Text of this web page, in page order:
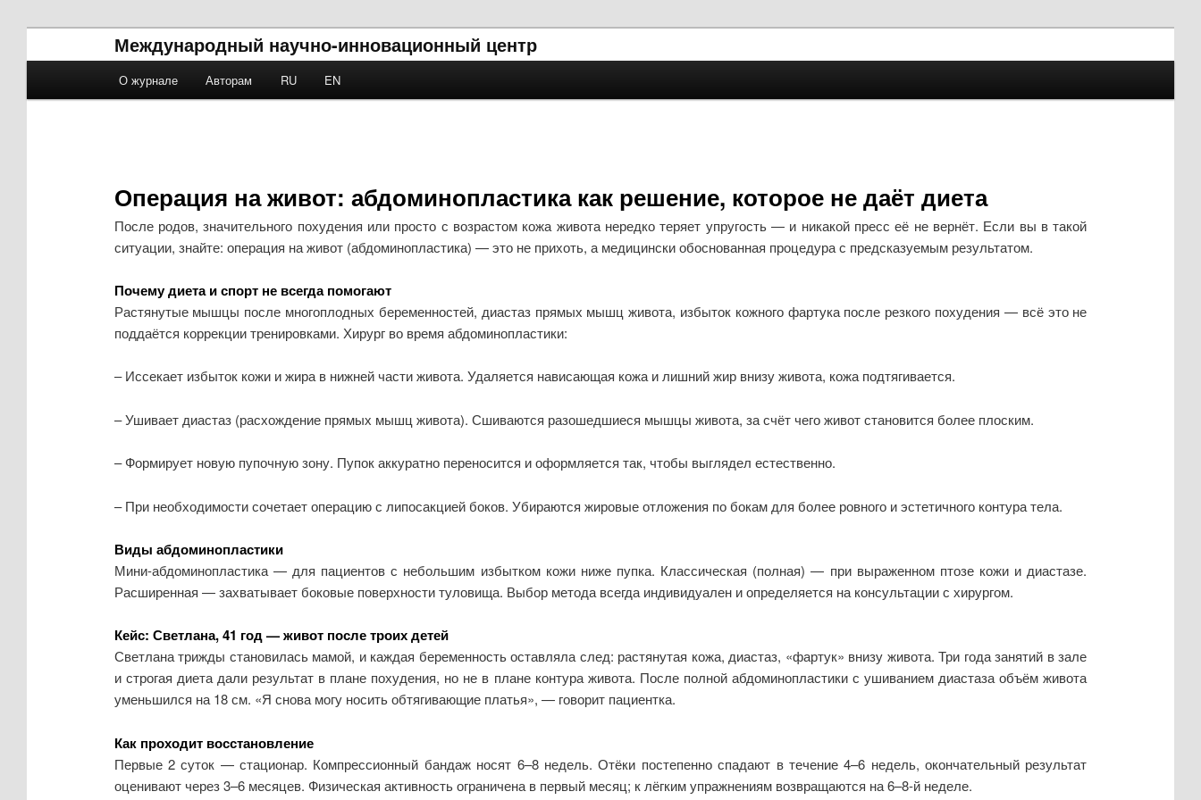
Международный научно-инновационный центр
Skip to primary content
Skip to secondary content
О журнале Авторам RU EN
Операция на живот: абдоминопластика как решение, которое не даёт диета
После родов, значительного похудения или просто с возрастом кожа живота нередко теряет упругость — и никакой пресс её не вернёт. Если вы в такой
ситуации, знайте: операция на живот (абдоминопластика) — это не прихоть, а медицински обоснованная процедура с предсказуемым результатом.
Почему диета и спорт не всегда помогают
Растянутые мышцы после многоплодных беременностей, диастаз прямых мышц живота, избыток кожного фартука после резкого похудения — всё это не
поддаётся коррекции тренировками. Хирург во время абдоминопластики:
– Иссекает избыток кожи и жира в нижней части живота. Удаляется нависающая кожа и лишний жир внизу живота, кожа подтягивается.
– Ушивает диастаз (расхождение прямых мышц живота). Сшиваются разошедшиеся мышцы живота, за счёт чего живот становится более плоским.
– Формирует новую пупочную зону. Пупок аккуратно переносится и оформляется так, чтобы выглядел естественно.
– При необходимости сочетает операцию с липосакцией боков. Убираются жировые отложения по бокам для более ровного и эстетичного контура тела.
Виды абдоминопластики
Мини-абдоминопластика — для пациентов с небольшим избытком кожи ниже пупка. Классическая (полная) — при выраженном птозе кожи и диастазе.
Расширенная — захватывает боковые поверхности туловища. Выбор метода всегда индивидуален и определяется на консультации с хирургом.
Кейс: Светлана, 41 год — живот после троих детей
Светлана трижды становилась мамой, и каждая беременность оставляла след: растянутая кожа, диастаз, «фартук» внизу живота. Три года занятий в зале
и строгая диета дали результат в плане похудения, но не в плане контура живота. После полной абдоминопластики с ушиванием диастаза объём живота
уменьшился на 18 см. «Я снова могу носить обтягивающие платья», — говорит пациентка.
Как проходит восстановление
Первые 2 суток — стационар. Компрессионный бандаж носят 6–8 недель. Отёки постепенно спадают в течение 4–6 недель, окончательный результат
оценивают через 3–6 месяцев. Физическая активность ограничена в первый месяц; к лёгким упражнениям возвращаются на 6–8-й неделе.